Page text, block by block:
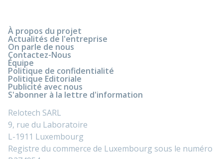
À propos du projet
Actualités de l'entreprise
On parle de nous
Contactez-Nous
Équipe
Politique de confidentialité
Politique Editoriale
Publicité avec nous
S'abonner à la lettre d'information
Relotech SARL
9, rue du Laboratoire
L-1911 Luxembourg
Registre du commerce de Luxembourg sous le numéro